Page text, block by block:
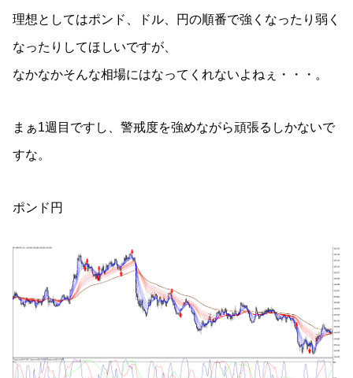
理想としてはポンド、ドル、円の順番で強くなったり弱く
なったりしてほしいですが、
なかなかそんな相場にはなってくれないよねぇ・・・。
まぁ1週目ですし、警戒度を強めながら頑張るしかないで
すな。
ポンド円